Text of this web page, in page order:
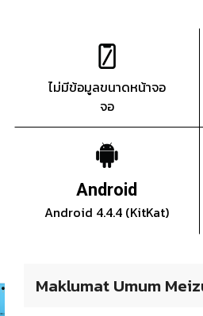
ไม่มีข้อมูลขนาดหน้าจอ
จอ
Android
Android 4.4.4 (KitKat)
Maklumat Umum